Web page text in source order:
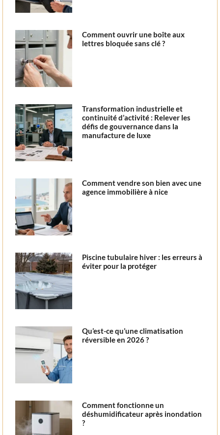
Comment ouvrir une boîte aux
lettres bloquée sans clé ?
Transformation industrielle et
continuité d’activité : Relever les
défis de gouvernance dans la
manufacture de luxe
Comment vendre son bien avec une
agence immobilière à nice
Piscine tubulaire hiver : les erreurs à
éviter pour la protéger
Qu’est-ce qu’une climatisation
réversible en 2026 ?
Comment fonctionne un
déshumidificateur après inondation
?